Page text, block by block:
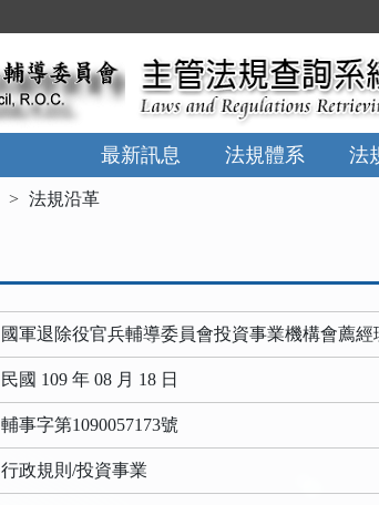
最新訊息 法規體系 法
法規沿革
國軍退除役官兵輔導委員會投資事業機構會薦
民國 109 年 08 月 18 日
輔事字第1090057173號
行政規則/投資事業